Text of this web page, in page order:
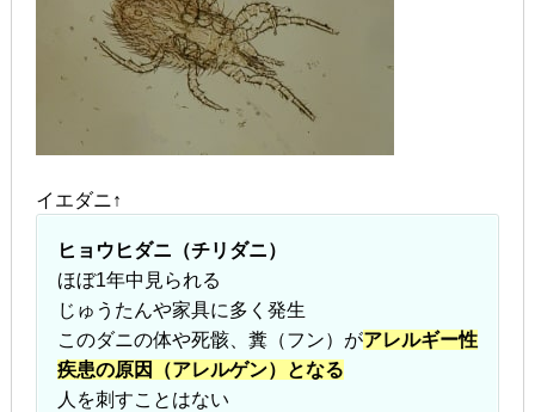
イエダニ↑
ヒョウヒダニ（チリダニ）
ほぼ1年中見られる
じゅうたんや家具に多く発生
このダニの体や死骸、糞（フン）がアレルギー性
疾患の原因（アレルゲン）となる
人を刺すことはない